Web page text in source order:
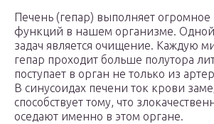
Печень (гепар) выполняет огромное
функций в нашем организме. Одной
задач является очищение. Каждую
гепар проходит больше полутора
поступает в орган не только из
В синусоидах печени ток крови
способствует тому, что
оседают именно в этом органе.